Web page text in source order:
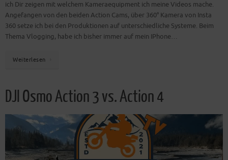
ich Dir zeigen mit welchem Kameraequipment ich meine Videos mache.
Angefangen von den beiden Action Cams, über 360° Kamera von Insta
360 setze ich bei den Produktionen auf unterschiedliche Systeme. Beim
Thema Vlogging, habe ich bisher immer auf mein IPhone…
Weiterlesen
DJI Osmo Action 3 vs. Action 4